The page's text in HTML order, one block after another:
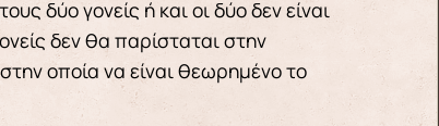
δύο γονείς ή και οι δύο δεν είναι
δεν θα παρίσταται στην
οποία να είναι θεωρημένο το